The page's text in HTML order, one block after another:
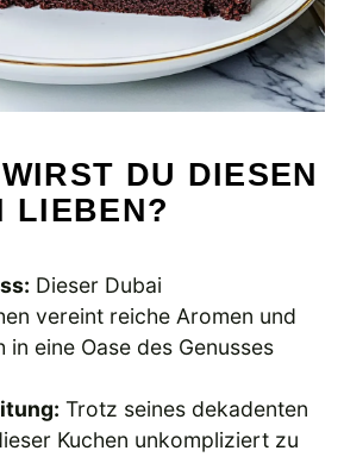
DU DIESEN
LIEBEN?
Dieser Dubai
vereint reiche Aromen und
eine Oase des Genusses
Trotz seines dekadenten
Kuchen unkompliziert zu